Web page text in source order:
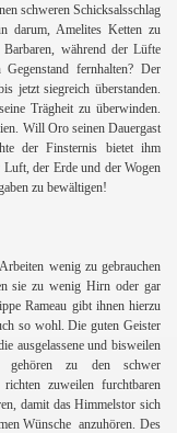
schweren Schicksalsschlag
darum, Amelites Ketten zu
während der Lüfte
fernhalten? Der
jetzt siegreich überstanden.
Trägheit zu überwinden.
Will Oro seinen Dauergast
der Finsternis bietet ihm
der Erde und der Wogen
zu bewältigen!
wenig zu gebrauchen
sie zu wenig Hirn oder gar
Rameau gibt ihnen hierzu
so wohl. Die guten Geister
ausgelassene und bisweilen
gehören zu den schwer
zuweilen furchtbaren
damit das Himmelstor sich
Wünsche anzuhören. Des